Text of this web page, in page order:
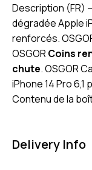
Description (FR)
dégradée Apple
renforcés.
OSGORCoins
chute. OSGOR
iPhone 14 Pro 6,1
Contenu de la
Delivery Info